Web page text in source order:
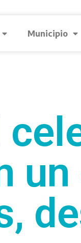
Municipio